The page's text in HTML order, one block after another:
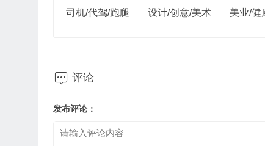
司机/代驾/跑腿 设计/创意/美术 美业/健
 评论
发布评论：